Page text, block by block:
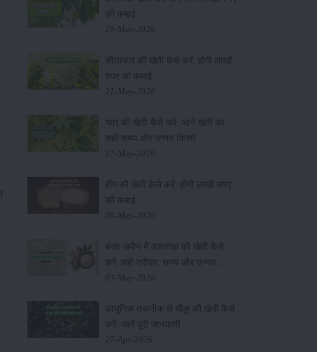
की कमाई
29-May-2026
सीताफल की खेती कैसे करें: होगी लाखों
रुपए की कमाई
21-May-2026
ग्वार की खेती कैसे करें: जानें खेती का
सही समय और उन्नत किस्में
17-May-2026
हींग की खेती कैसे करें: होंगी लाखों रुपए
की कमाई
06-May-2026
बंजर जमीन में अश्वगंधा की खेती कैसे
करें: सही तरीका, समय और उन्नत
तकनीकें
03-May-2026
आधुनिक तकनीक से चीकू की खेती कैसे
करें: जानें पूरी जानकारी
27-Apr-2026